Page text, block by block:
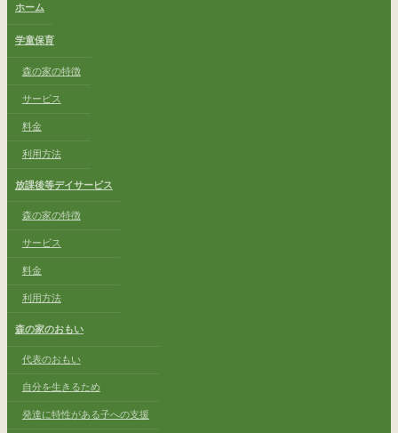
ホーム
学童保育
森の家の特徴
サービス
料金
利用方法
放課後等デイサービス
森の家の特徴
サービス
料金
利用方法
森の家のおもい
代表のおもい
自分を生きるため
発達に特性がある子への支援